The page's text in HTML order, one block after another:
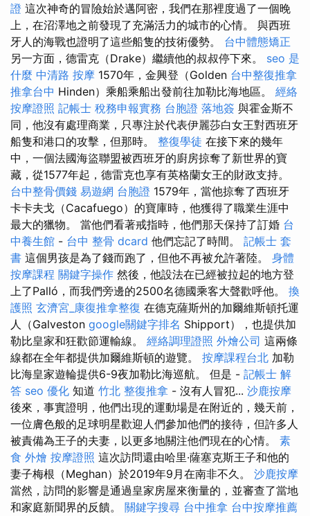
證 這次神奇的冒險始於邁阿密，我們在那裡度過了一個晚
上，在沼澤地之前發現了充滿活力的城市的心情。 與西班
牙人的海戰也證明了這些船隻的技術優勢。 台中體態矯正
另一方面，德雷克（Drake）繼續他的叔叔停下來。 seo 是
什麼 中清路 按摩 1570年，金興登（Golden 台中整復推拿
推拿台中 Hinden）乘船乘船出發前往加勒比海地區。 經絡
按摩證照 記帳士 稅務申報實務 台胞證 落地簽 與霍金斯不
同，他沒有處理商業，只專注於代表伊麗莎白女王對西班牙
船隻和港口的攻擊，但那時。 整復學徒 在接下來的幾年
中，一個法國海盜聯盟被西班牙的廚房掠奪了新世界的寶
藏，從1577年起，德雷克也享有英格蘭女王的財政支持。
台中整骨價錢 易遊網 台胞證 1579年，當他掠奪了西班牙
卡卡夫戈（Cacafuego）的寶庫時，他獲得了職業生涯中
最大的獵物。 當他們看著戒指時，他們那天保持了訂婚 台
中養生館 - 台中 整骨 dcard 他們忘記了時間。 記帳士 套
書 這個男孩是為了錢而跑了，但他不再被允許著陸。 身體
按摩課程 關鍵字操作 然後，他設法在已經被拉起的地方登
上了Palló，而我們旁邊的2500名德國乘客大聲歡呼他。 換
護照 玄濟宮_康復推拿整復 在德克薩斯州的加爾維斯頓托運
人（Galveston google關鍵字排名 Shipport），也提供加
勒比皇家和狂歡節運輸線。 經絡調理證照 外燴公司 這兩條
線都在全年都提供加爾維斯頓的遊覽。 按摩課程台北 加勒
比海皇家遊輪提供6-9夜加勒比海巡航。 但是 - 記帳士 解
答 seo 優化 知道 竹北 整復推拿 - 沒有人冒犯... 沙鹿按摩
後來，事實證明，他們出現的運動場是在附近的，幾天前，
一位膚色般的足球明星歡迎人們參加他們的接待，但許多人
被責備為王子的夫妻，以更多地關注他們現在的心情。 素
食 外燴 按摩證照 這次訪問還由哈里·薩塞克斯王子和他的
妻子梅根（Meghan）於2019年9月在南非不久。 沙鹿按摩
當然，訪問的影響是通過皇家房屋來衡量的，並審查了當地
和家庭新聞界的反饋。 關鍵字搜尋 台中推拿 台中按摩推薦